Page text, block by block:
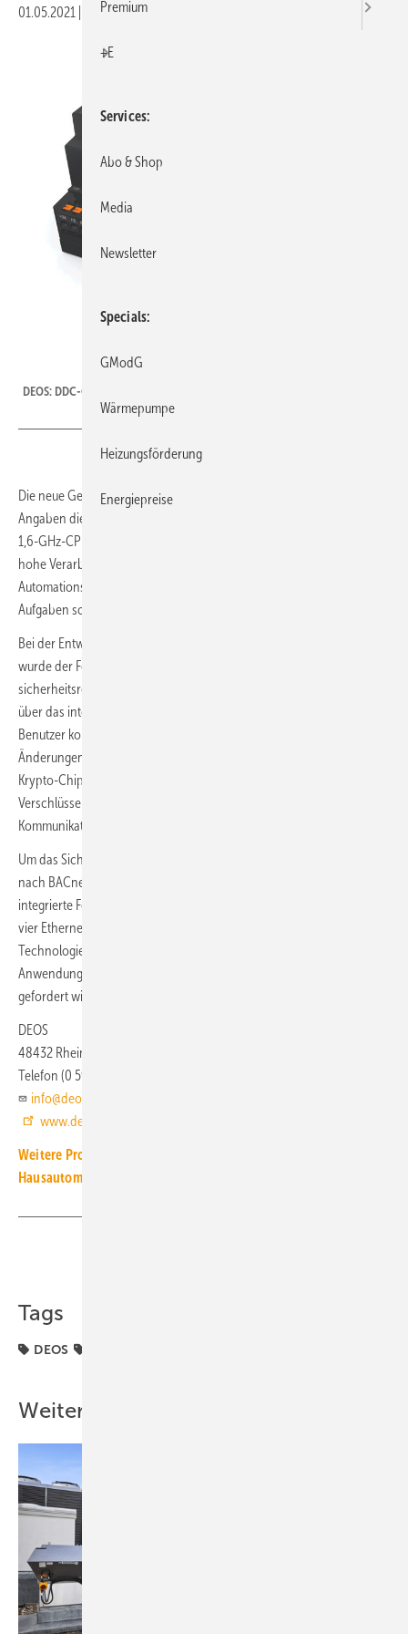
01.05.2021 Veröffentlicht in
DEOS: DDC-Controller.
Die neue Generation der DDC-Hardware von DEOS ist nach eigenen
Angaben die leistungsstärkste Automationsstation am Markt und mit
1,6-GHz-CPU und Vierkern-Prozessor bisher einzigartig. Durch die
hohe Verarbeitungs- und Reaktionsgeschwindigkeit der
Automationsstation ist sie in der Lage, auch äußerst komplexe
Aufgaben sowie große Datenmengen zu bewältigen.
Bei der Entwicklung des Sicherheitskonzepts für den DDC-Controller
wurde der Fokus auf „Security by Design“ gelegt. So lassen sich alle IT-
sicherheitsrelevanten Einstellungen (Firewall, Portfreigabe etc.) nur
über das integrierte „Service & Security“-Center und autorisierte
Benutzer konfigurieren. Lückenlose Rückverfolgbarkeit der
Änderungen sorgt für zusätzliche Sicherheit. Durch den eingesetzten
Krypto-Chip, die Nutzung aktueller Standards (TLS 1.3) und moderner
Verschlüsselungsmethoden (AES-256) werden eine verschlüsselte
Kommunikation und IT-Sicherheit gewährleistet.
Um das Sicherheitskonzept abzurunden, ist der DEOS-Controller
nach BACnet-SC-Standard zertifiziert. Im Vollausbau bietet er vier
integrierte Feldbus-Schnittstellen für alle gängigen GA-Protokolle. Die
vier Ethernet-Schnittstellen unterstützen die schnelle Gigabit-
Technologie und legen damit den Grundstein für zukünftige BIoT-
Anwendungsfälle (Building IoT), in denen eine hohe Netzwerkleistung
gefordert wird. In Q2-2021 startet die intensive Feldtestphase.
DEOS
48432 Rheine
Telefon (0 59 71) 91 13 30
info@deos-ag.com
www.deos-ag.com/de
Weitere Produkt-Meldungen zum Thema Gebäude- und
Hausautomation
Tags
DEOS
Weitere Inhalte
Premium
+E
Services
Abo & Shop
Media
Newsletter
Specials
GModG
Wärmepumpe
Heizungsförderung
Energiepreise